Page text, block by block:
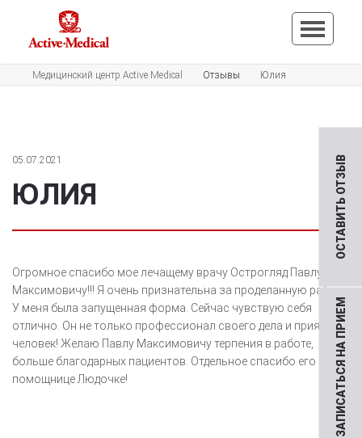
ЗАПИСАТЬСЯ НА ПРИЕМ
ОСТАВИТЬ ОТЗЫВ
Медицинский центр Active Medical Отзывы Юлия
05.07.2021
ЮЛИЯ
Огромное спасибо мое лечащему врачу Острогляд Павлу
Максимовичу!!! Я очень признательна за проделанную работу.
У меня была запущенная форма. Сейчас чувствую себя
отлично. Он не только профессионал своего дела и приятный
человек! Желаю Павлу Максимовичу терпения в работе,
больше благодарных пациентов. Отдельное спасибо его
помощнице Людочке!